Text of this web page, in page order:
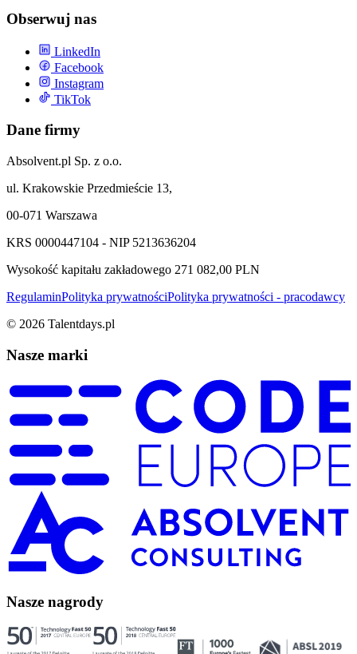
Obserwuj nas
LinkedIn
Facebook
Instagram
TikTok
Dane firmy
Absolvent.pl Sp. z o.o.
ul. Krakowskie Przedmieście 13,
00-071 Warszawa
KRS 0000447104 - NIP 5213636204
Wysokość kapitału zakładowego 271 082,00 PLN
RegulaminPolityka prywatnościPolityka prywatności - pracodawcy
© 2026 Talentdays.pl
Nasze marki
Nasze nagrody